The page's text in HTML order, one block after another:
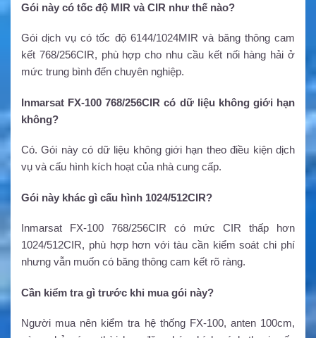
Gói này có tốc độ MIR và CIR như thế nào?
Gói dịch vụ có tốc độ 6144/1024MIR và băng thông cam
kết 768/256CIR, phù hợp cho nhu cầu kết nối hàng hải ở
mức trung bình đến chuyên nghiệp.
Inmarsat FX-100 768/256CIR có dữ liệu không giới hạn
không?
Có. Gói này có dữ liệu không giới hạn theo điều kiện dịch
vụ và cấu hình kích hoạt của nhà cung cấp.
Gói này khác gì cấu hình 1024/512CIR?
Inmarsat FX-100 768/256CIR có mức CIR thấp hơn
1024/512CIR, phù hợp hơn với tàu cần kiểm soát chi phí
nhưng vẫn muốn có băng thông cam kết rõ ràng.
Cần kiểm tra gì trước khi mua gói này?
Người mua nên kiểm tra hệ thống FX-100, anten 100cm,